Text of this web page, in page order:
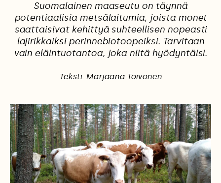
Suomalainen maaseutu on täynnä
potentiaalisia metsälaitumia, joista monet
saattaisivat kehittyä suhteellisen nopeasti
lajirikkaiksi perinnebiotoopeiksi. Tarvitaan
vain eläintuotantoa, joka niitä hyödyntäisi.
Teksti: Marjaana Toivonen